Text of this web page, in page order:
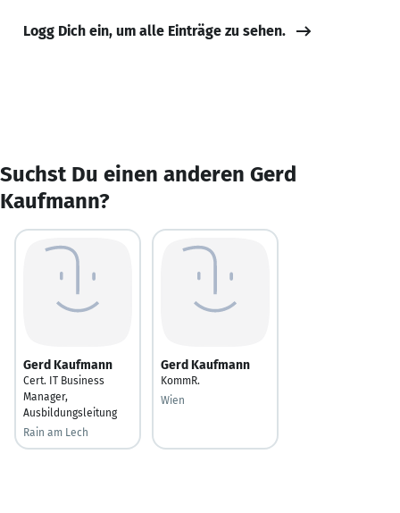
Logg Dich ein, um alle Einträge zu sehen.
Suchst Du einen anderen Gerd
Kaufmann?
Gerd Kaufmann
Cert. IT Business
Manager,
Ausbildungsleitung
Rain am Lech
Gerd Kaufmann
KommR.
Wien